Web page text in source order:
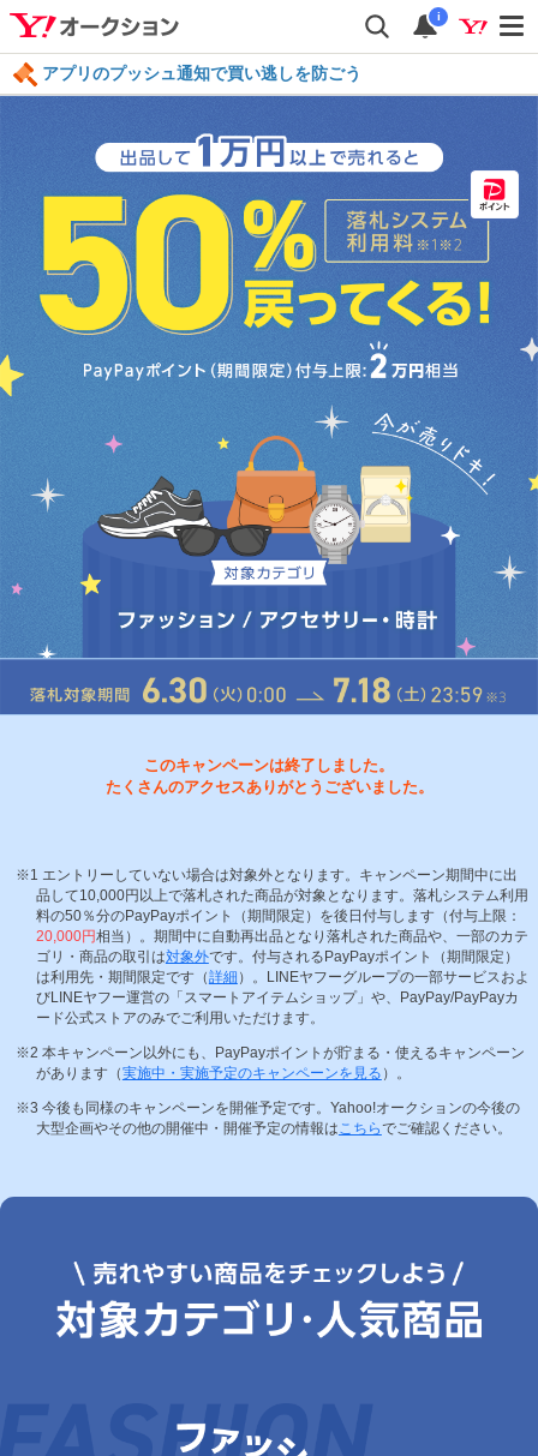
i
アプリのプッシュ通知で買い逃しを防ごう
このキャンペーンは終了しました。
たくさんのアクセスありがとうございました。
エントリーしていない場合は対象外となります。キャンペーン期間中に出
品して10,000円以上で落札された商品が対象となります。落札システム利用
料の50％分のPayPayポイント（期間限定）を後日付与します（付与上限：
20,000円相当）。期間中に自動再出品となり落札された商品や、一部のカテ
ゴリ・商品の取引は対象外です。付与されるPayPayポイント（期間限定）
は利用先・期間限定です（詳細 ）。LINEヤフーグループの一部サービスおよ
びLINEヤフー運営の「スマートアイテムショップ」や、PayPay/PayPayカ
ード公式ストアのみでご利用いただけます。
本キャンペーン以外にも、PayPayポイントが貯まる・使えるキャンペーン
があります（実施中・実施予定のキャンペーンを見る ）。
今後も同様のキャンペーンを開催予定です。Yahoo!オークションの今後の
大型企画やその他の開催中・開催予定の情報はこちらでご確認ください。